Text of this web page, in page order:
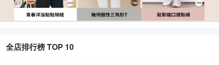
全店排行榜 TOP 10